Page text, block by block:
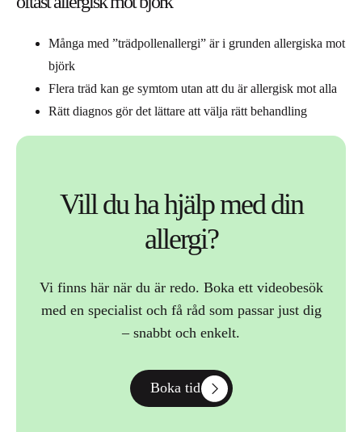
Många med ”trädpollenallergi” är i grunden allergiska mot
björk
Flera träd kan ge symtom utan att du är allergisk mot alla
Rätt diagnos gör det lättare att välja rätt behandling
Vill du ha hjälp med din
allergi?
Vi finns här när du är redo. Boka ett videobesök
med en specialist och få råd som passar just dig
– snabbt och enkelt.
Boka tid